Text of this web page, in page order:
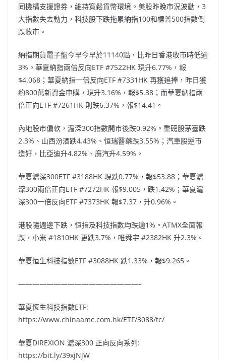
同機構支援證券，維持寬鬆貨幣環境。美股昨晚市況波動，3
大指數失去動力，科技股下跌拖累納指100和標普500指數倒
跌收市。
納指期貨電子盤今早今早於11140點，比昨日香港收市時低逾
3%。華夏納指兩倍反向ETF #7522HK 現升6.77%，報
$4.068；華夏納指一倍反向ETF #7331HK 再獲追捧，昨日獲
約800萬新資金申購，現升3.16%，報$5.38；而華夏納指兩
倍正向ETF #7261HK 則跌6.37%，報$14.41。
內地股市偏軟，滬深300指數開市後跌0.92%。重磅股茅臺跌
2.3%、山西汾酒跌4.43%、恒瑞醫藥跌3.55%；汽車股逆市
造好，比亞迪升4.82%、廣汽升4.59%。
華夏滬深300ETF #3188HK 現跌0.77%，報$53.88；華夏滬
深300兩倍正向ETF #7272HK 報$9.005，跌1.42%；華夏滬
深300一倍反向ETF #7373HK 報$7.37，升0.96%。
港股隨週邊下跌，恒指及科技指數均跌逾1%。ATMX全面報
跌，小米 #1810HK 更跌3.7%，唯舜宇 #2382HK 升2.3%。
華夏恒生科技指數ETF #3088HK 跌1.33%，報$9.265。
—————————————————–
華夏恆生科技指數ETF:
https://www.chinaamc.com.hk/ETF/3088/tc/
華夏DIREXION 滬深300 正向反向系列:
https://bit.ly/39xjNjW